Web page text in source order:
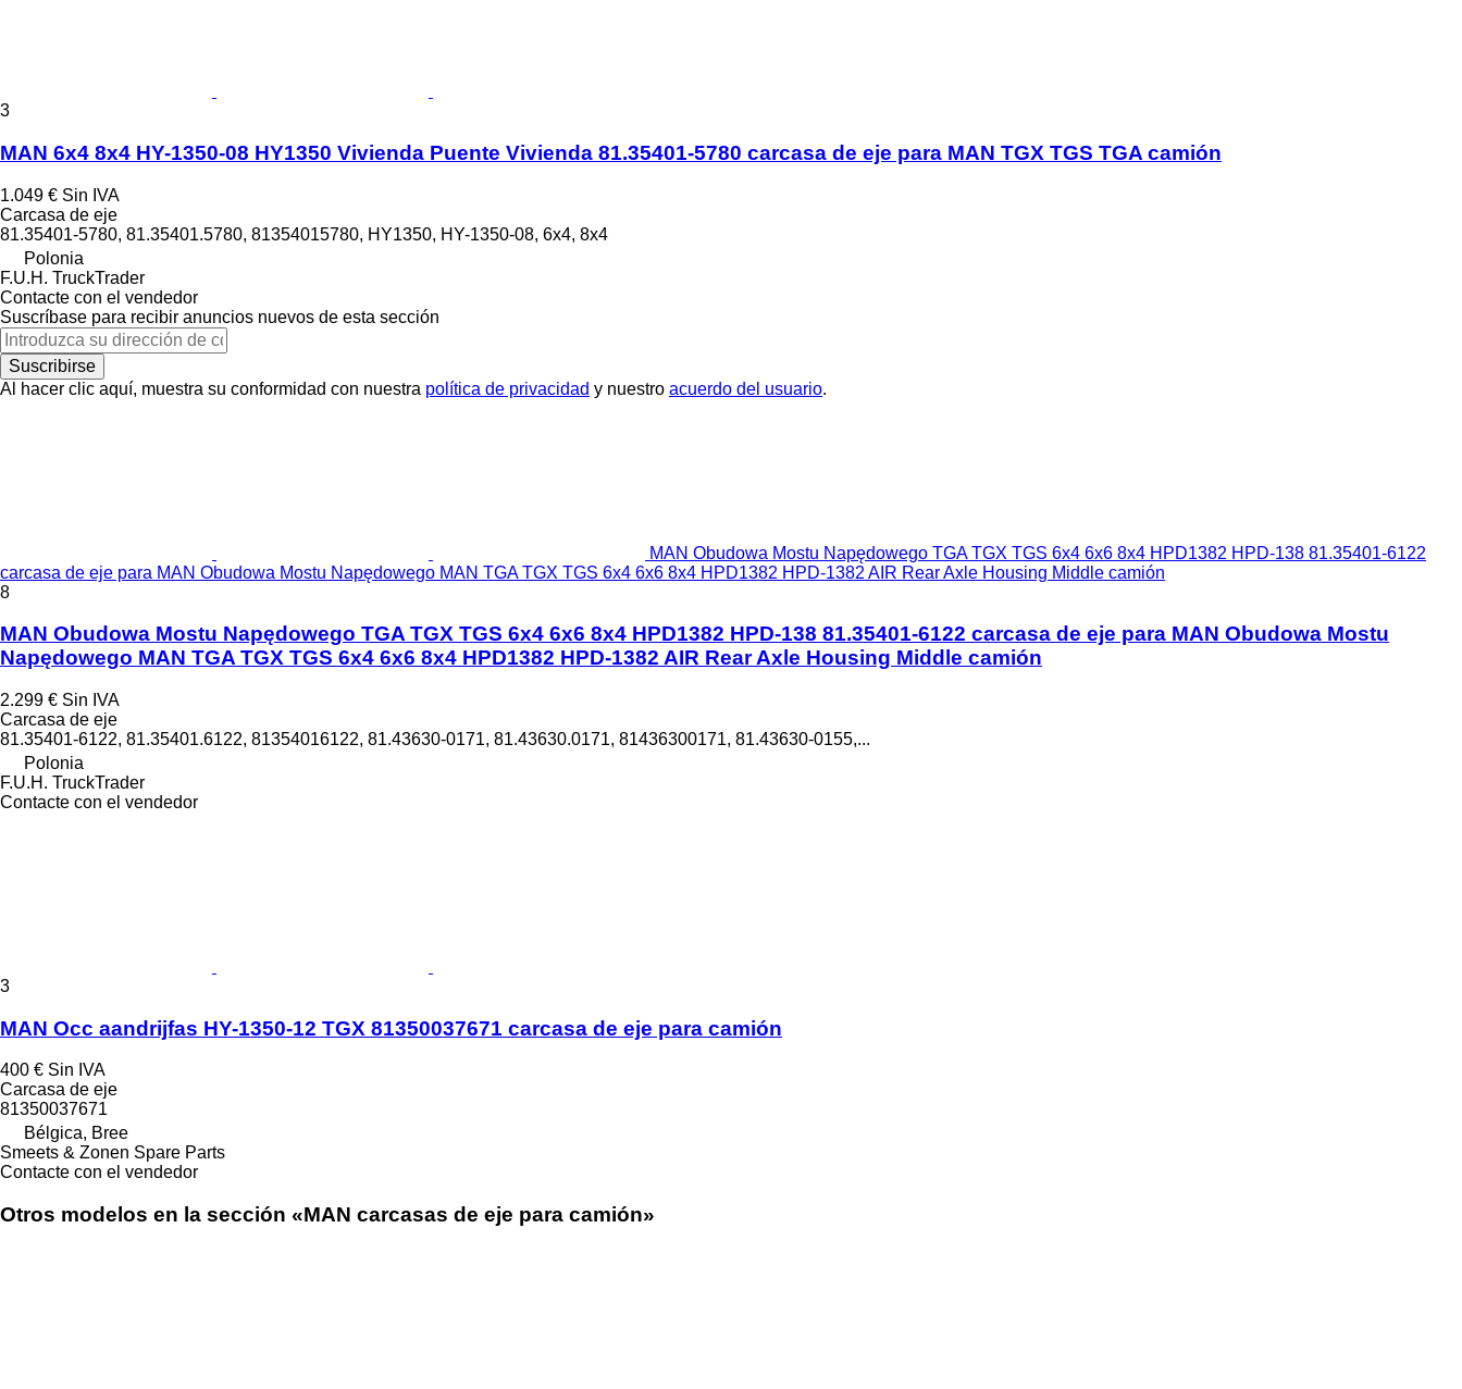
3
MAN 6x4 8x4 HY-1350-08 HY1350 Vivienda Puente Vivienda 81.35401-5780 carcasa de eje para MAN TGX TGS TGA camión
1.049 € Sin IVA
Carcasa de eje
81.35401-5780, 81.35401.5780, 81354015780, HY1350, HY-1350-08, 6x4, 8x4
Polonia
F.U.H. TruckTrader
Contacte con el vendedor
Suscríbase para recibir anuncios nuevos de esta sección
Suscribirse
Al hacer clic aquí, muestra su conformidad con nuestra política de privacidad y nuestro acuerdo del usuario.
MAN Obudowa Mostu Napędowego TGA TGX TGS 6x4 6x6 8x4 HPD1382 HPD-138 81.35401-6122
carcasa de eje para MAN Obudowa Mostu Napędowego MAN TGA TGX TGS 6x4 6x6 8x4 HPD1382 HPD-1382 AIR Rear Axle Housing Middle camión
8
MAN Obudowa Mostu Napędowego TGA TGX TGS 6x4 6x6 8x4 HPD1382 HPD-138 81.35401-6122 carcasa de eje para MAN Obudowa Mostu
Napędowego MAN TGA TGX TGS 6x4 6x6 8x4 HPD1382 HPD-1382 AIR Rear Axle Housing Middle camión
2.299 € Sin IVA
Carcasa de eje
81.35401-6122, 81.35401.6122, 81354016122, 81.43630-0171, 81.43630.0171, 81436300171, 81.43630-0155,...
Polonia
F.U.H. TruckTrader
Contacte con el vendedor
3
MAN Occ aandrijfas HY-1350-12 TGX 81350037671 carcasa de eje para camión
400 € Sin IVA
Carcasa de eje
81350037671
Bélgica, Bree
Smeets & Zonen Spare Parts
Contacte con el vendedor
Otros modelos en la sección «MAN carcasas de eje para camión»